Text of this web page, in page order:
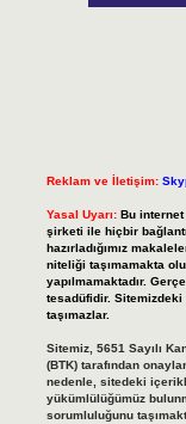
Reklam ve İletişim:
Yasal Uyarı: Bu
şirketi ile hiçbir
hazırladığımız
niteliği taşımamakta
yapılmamaktadır.
tesadüfidir.
taşımazlar.
Sitemiz, 5651 Sayılı
(BTK) tarafından
nedenle, sitedeki
yükümlülüğümüz
sorumluluğunu